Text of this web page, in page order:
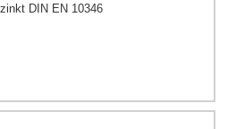
DIN EN 10346